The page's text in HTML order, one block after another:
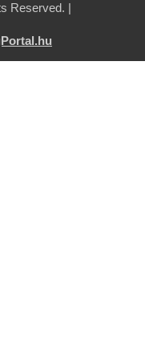
Reserved. |